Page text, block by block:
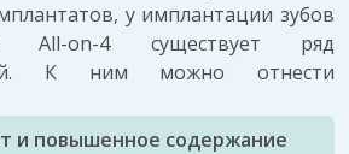
у имплантации зубов
All-on-4 существует ряд
К ним можно отнести
и повышенное содержание